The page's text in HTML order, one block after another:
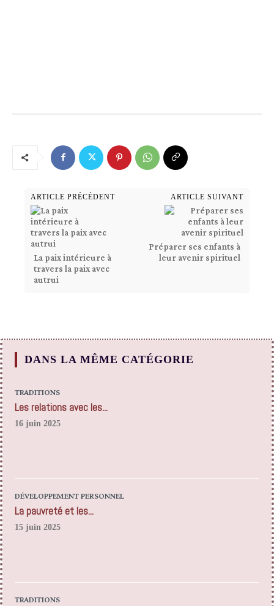
ARTICLE PRÉCÉDENT
La paix intérieure à
travers la paix avec
autrui
ARTICLE SUIVANT
Préparer ses enfants à
leur avenir spirituel
DANS LA MÊME CATÉGORIE
TRADITIONS
Les relations avec les...
16 juin 2025
DÉVELOPPEMENT PERSONNEL
La pauvreté et les...
15 juin 2025
TRADITIONS